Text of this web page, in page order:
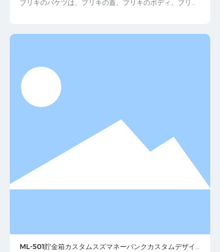
ブリキのバケツは、ブリキの蓋、ブリキのボディ、ブリキ
ML-501貯金箱カスタムスズマネーバンクカスタムデザイ